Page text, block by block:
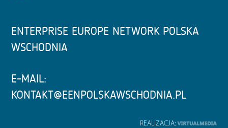
ENTERPRISE EUROPE NETWORK POLSKA
WSCHODNIA
E-MAIL:
KONTAKT@EENPOLSKAWSCHODNIA.PL
REALIZACJA: